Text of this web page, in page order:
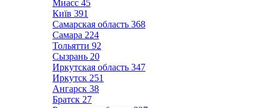
Миасс 45
Київ 391
Самарская область 368
Самара 224
Тольятти 92
Сызрань 20
Иркутская область 347
Иркутск 251
Ангарск 38
Братск 27